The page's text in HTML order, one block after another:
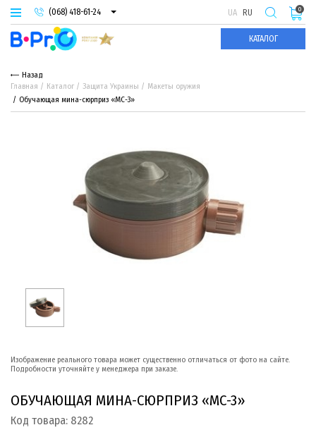
(068) 418-61-24
(093) 974-66-94
(095) 987-29-55
UA RU
КАТАЛОГ
0
Назад
Главная
Каталог Защита Украины
Макеты оружия
Обучающая мина-сюрприз «МС-3»
Изображение реального товара может существенно отличаться от фото на сайте.
Подробности уточняйте у менеджера при заказе.
ОБУЧАЮЩАЯ МИНА-СЮРПРИЗ «МС-3»
Код товара: 8282